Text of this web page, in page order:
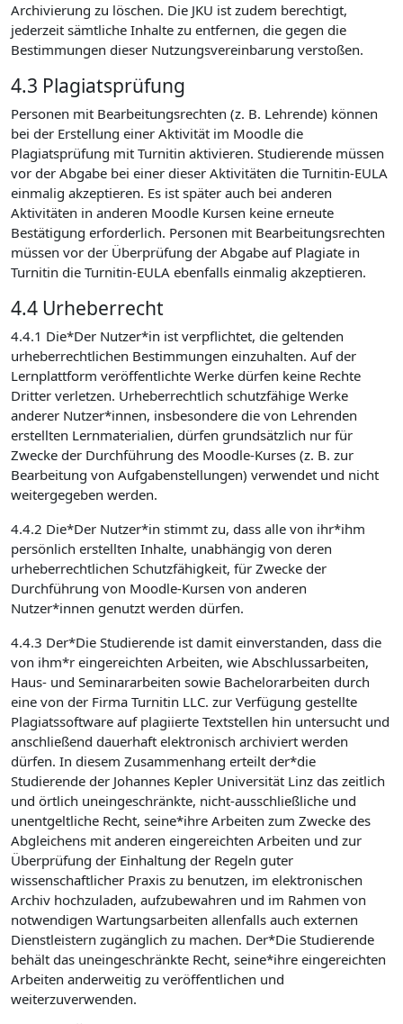
Archivierung zu löschen. Die JKU ist zudem berechtigt,
jederzeit sämtliche Inhalte zu entfernen, die gegen die
Bestimmungen dieser Nutzungsvereinbarung verstoßen.
4.3 Plagiatsprüfung
Personen mit Bearbeitungsrechten (z. B. Lehrende) können
bei der Erstellung einer Aktivität im Moodle die
Plagiatsprüfung mit Turnitin aktivieren. Studierende müssen
vor der Abgabe bei einer dieser Aktivitäten die Turnitin-EULA
einmalig akzeptieren. Es ist später auch bei anderen
Aktivitäten in anderen Moodle Kursen keine erneute
Bestätigung erforderlich. Personen mit Bearbeitungsrechten
müssen vor der Überprüfung der Abgabe auf Plagiate in
Turnitin die Turnitin-EULA ebenfalls einmalig akzeptieren.
4.4 Urheberrecht
4.4.1 Die*Der Nutzer*in ist verpflichtet, die geltenden
urheberrechtlichen Bestimmungen einzuhalten. Auf der
Lernplattform veröffentlichte Werke dürfen keine Rechte
Dritter verletzen. Urheberrechtlich schutzfähige Werke
anderer Nutzer*innen, insbesondere die von Lehrenden
erstellten Lernmaterialien, dürfen grundsätzlich nur für
Zwecke der Durchführung des Moodle-Kurses (z. B. zur
Bearbeitung von Aufgabenstellungen) verwendet und nicht
weitergegeben werden.
4.4.2 Die*Der Nutzer*in stimmt zu, dass alle von ihr*ihm
persönlich erstellten Inhalte, unabhängig von deren
urheberrechtlichen Schutzfähigkeit, für Zwecke der
Durchführung von Moodle-Kursen von anderen
Nutzer*innen genutzt werden dürfen.
4.4.3 Der*Die Studierende ist damit einverstanden, dass die
von ihm*r eingereichten Arbeiten, wie Abschlussarbeiten,
Haus- und Seminararbeiten sowie Bachelorarbeiten durch
eine von der Firma Turnitin LLC. zur Verfügung gestellte
Plagiatssoftware auf plagiierte Textstellen hin untersucht und
anschließend dauerhaft elektronisch archiviert werden
dürfen. In diesem Zusammenhang erteilt der*die
Studierende der Johannes Kepler Universität Linz das zeitlich
und örtlich uneingeschränkte, nicht-ausschließliche und
unentgeltliche Recht, seine*ihre Arbeiten zum Zwecke des
Abgleichens mit anderen eingereichten Arbeiten und zur
Überprüfung der Einhaltung der Regeln guter
wissenschaftlicher Praxis zu benutzen, im elektronischen
Archiv hochzuladen, aufzubewahren und im Rahmen von
notwendigen Wartungsarbeiten allenfalls auch externen
Dienstleistern zugänglich zu machen. Der*Die Studierende
behält das uneingeschränkte Recht, seine*ihre eingereichten
Arbeiten anderweitig zu veröffentlichen und
weiterzuverwenden.